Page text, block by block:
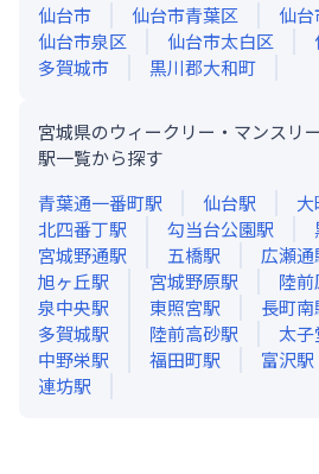
仙台市
仙台市青葉区
仙
仙台市泉区
仙台市太白区
多賀城市
黒川郡大和町
宮城県のウィークリー・マンスリ
駅一覧から探す
青葉通一番町駅 仙台駅
北四番丁駅 勾当台公園駅
宮城野通駅 五橋駅 広瀬通
旭ヶ丘駅 宮城野原駅 陸
泉中央駅 東照宮駅 長町南
多賀城駅 陸前高砂駅 太子
中野栄駅 福田町駅 富沢駅
連坊駅